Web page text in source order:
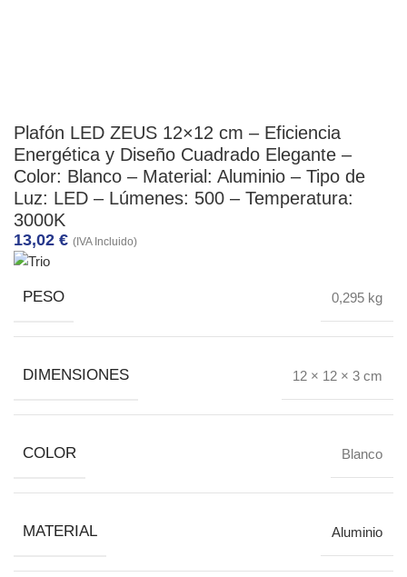
Plafón LED ZEUS 12×12 cm – Eficiencia
Energética y Diseño Cuadrado Elegante –
Color: Blanco – Material: Aluminio – Tipo de
Luz: LED – Lúmenes: 500 – Temperatura:
3000K
13,02 € (IVA Incluido)
PESO 0,295 kg
DIMENSIONES 12 × 12 × 3 cm
COLOR Blanco
MATERIAL Aluminio